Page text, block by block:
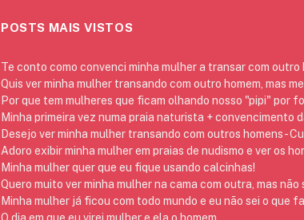
POSTS MAIS VISTOS
Te conto como convenci minha mulher a transar com outro
Quis ver minha mulher transando com outro homem, mas
Por que tem mulheres que ficam olhando nosso "pipi" por
Minha primeira vez numa praia naturista + convencimento
Desejo ver minha mulher transando com outros homens -
Adoro exibir minha mulher em praias de nudismo e ver os
Minha mulher quer que eu fique usando calcinhas!
Quero muito ver minha mulher na cama com outra, mas
Minha mulher já ficou com todo mundo e eu não sei o que
O dia em que eu virei mulher e ela o homem